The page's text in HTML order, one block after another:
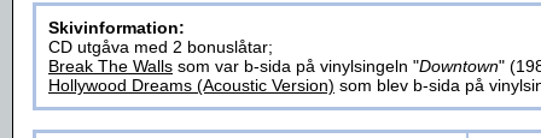
Skivinformation:
CD utgåva med 2 bonuslåtar;
Break The Walls som var b-sida på vinylsingeln "Downtown"
Hollywood Dreams (Acoustic Version) som blev b-sida på